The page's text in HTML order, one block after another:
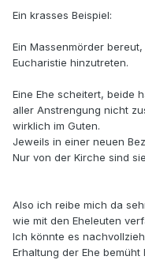
Ein krasses Beispiel:
Ein Massenmörder
Eucharistie hinzutreten.
Eine Ehe scheitert, beide
aller Anstrengung nicht
wirklich im Guten.
Jeweils in einer neuen
Nur von der Kirche sind
Also ich reibe mich da
wie mit den Eheleuten
Ich könnte es
Erhaltung der Ehe